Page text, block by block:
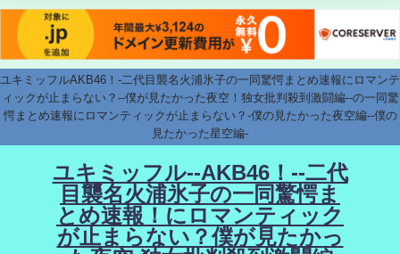
ユキミッフルAKB46！-二代目襲名火浦氷子の一同驚愕まとめ速報にロマンテ
ィックが止まらない？--僕が見たかった夜空！独女批判殺到激闘編--の一同驚
愕まとめ速報にロマンティックが止まらない？-僕の見たかった夜空編--僕の
見たかった星空編-
ユキミッフル--AKB46！--二代
目襲名火浦氷子の一同驚愕ま
とめ速報！にロマンティック
が止まらない？僕が見たかっ